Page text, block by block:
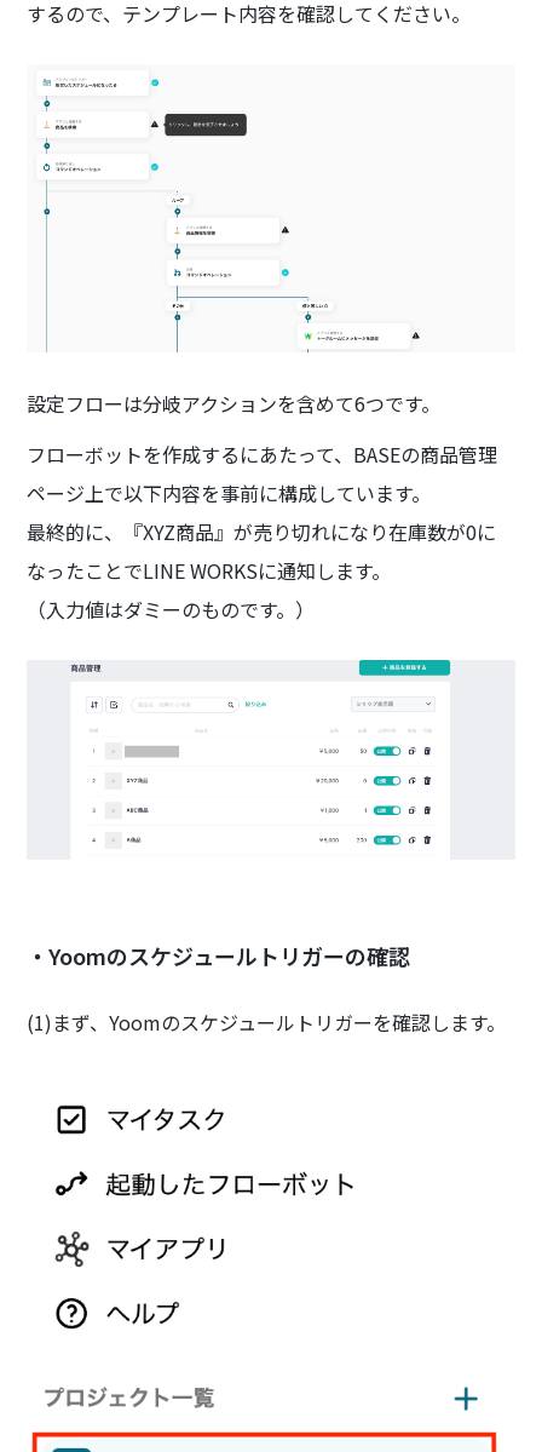
するので、テンプレート内容を確認してください。
設定フローは分岐アクションを含めて6つです。
フローボットを作成するにあたって、BASEの商品管理
ページ上で以下内容を事前に構成しています。
最終的に、『XYZ商品』が売り切れになり在庫数が0に
なったことでLINE WORKSに通知します。
（入力値はダミーのものです。）
・Yoomのスケジュールトリガーの確認
(1)まず、Yoomのスケジュールトリガーを確認します。